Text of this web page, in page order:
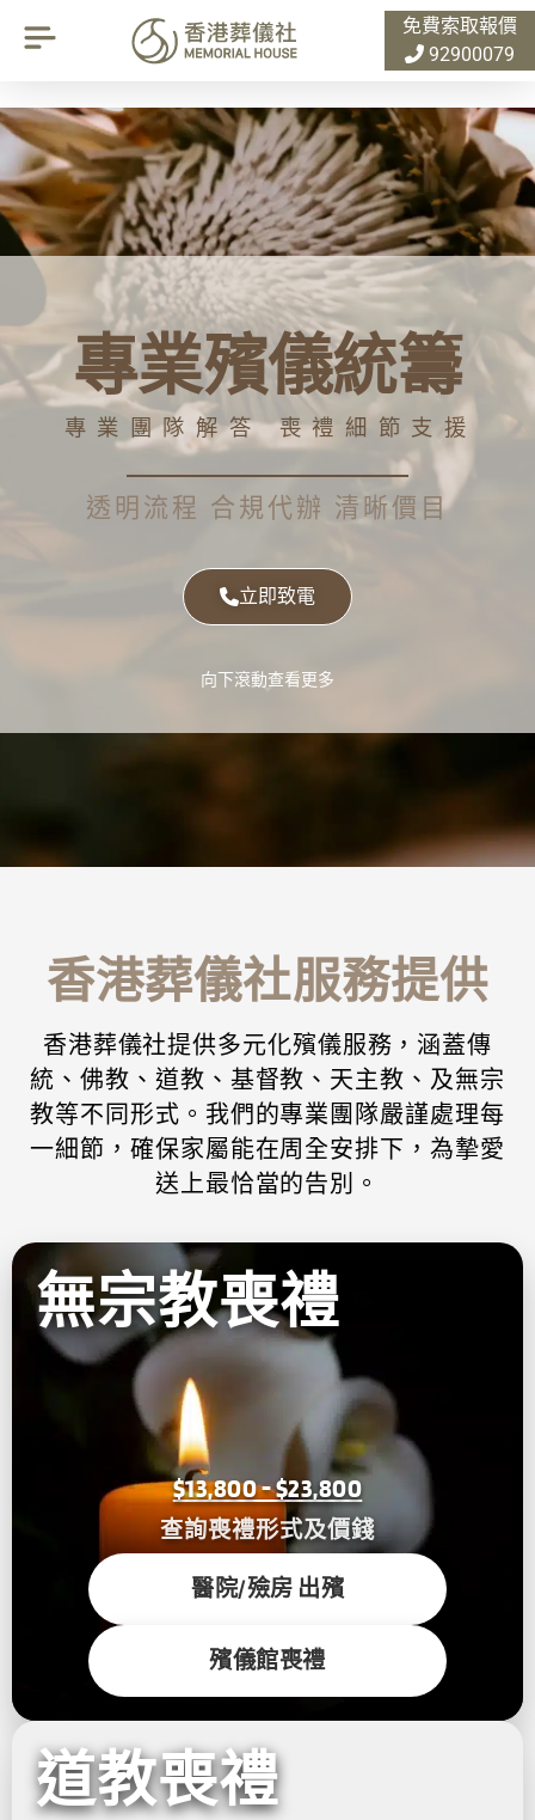
免費索取報價
92900079
專業殯儀統籌
專業團隊解答 喪禮細節支援
透明流程 合規代辦 清晰價目
立即致電
向下滾動查看更多
香港葬儀社服務提供
香港葬儀社提供多元化殯儀服務，涵蓋傳
統、佛教、道教、基督教、天主教、及無宗
教等不同形式。我們的專業團隊嚴謹處理每
一細節，確保家屬能在周全安排下，為摯愛
送上最恰當的告別。
無宗教喪禮
$13,800 - $23,800
查詢喪禮形式及價錢
醫院/殮房 出殯
殯儀館喪禮
道教喪禮